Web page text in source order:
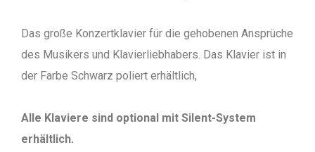
Das große Konzertklavier für die gehobenen Ansprüche
des Musikers und Klavierliebhabers. Das Klavier ist in
der Farbe Schwarz poliert erhältlich,
Alle Klaviere sind optional mit Silent-System
erhältlich.